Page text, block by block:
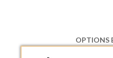
OPTIONS